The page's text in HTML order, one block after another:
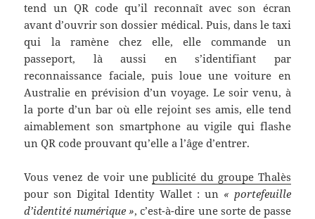
tend un QR code qu’il reconnaît avec son écran
avant d’ouvrir son dossier médical. Puis, dans le taxi
qui la ramène chez elle, elle commande un
passeport, là aussi en s’identifiant par
reconnaissance faciale, puis loue une voiture en
Australie en prévision d’un voyage. Le soir venu, à
la porte d’un bar où elle rejoint ses amis, elle tend
aimablement son smartphone au vigile qui flashe
un QR code prouvant qu’elle a l’âge d’entrer.
Vous venez de voir unepublicité du groupe Thalès
pour son Digital Identity Wallet : un « portefeuille
d’identité numérique », c’est-à-dire une sorte de passe